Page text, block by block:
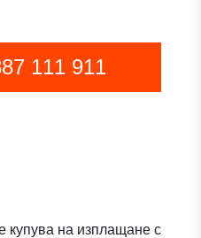
111 911
купува на изплащане с